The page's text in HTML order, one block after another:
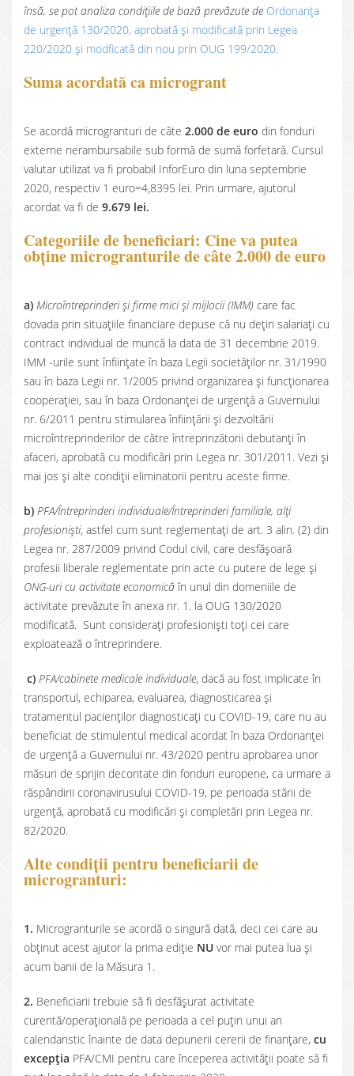
însă, se pot analiza condițiile de bază prevăzute de Ordonanța
de urgență 130/2020, aprobată și modificată prin Legea
220/2020 și modficată din nou prin OUG 199/2020.
Suma acordată ca microgrant
Se acordă microgranturi de câte 2.000 de euro din fonduri
externe nerambursabile sub formă de sumă forfetară. Cursul
valutar utilizat va fi probabil InforEuro din luna septembrie
2020, respectiv 1 euro=4,8395 lei. Prin urmare, ajutorul
acordat va fi de 9.679 lei.
Categoriile de beneficiari: Cine va putea
obține microgranturile de câte 2.000 de euro
a) Microîntreprinderi și firme mici și mijlocii (IMM) care fac
dovada prin situațiile financiare depuse că nu dețin salariați cu
contract individual de muncă la data de 31 decembrie 2019.
IMM -urile sunt înființate în baza Legii societăților nr. 31/1990
sau în baza Legii nr. 1/2005 privind organizarea și funcționarea
cooperației, sau în baza Ordonanței de urgență a Guvernului
nr. 6/2011 pentru stimularea înființării și dezvoltării
microîntreprinderilor de către întreprinzătorii debutanți în
afaceri, aprobată cu modificări prin Legea nr. 301/2011. Vezi și
mai jos și alte condiții eliminatorii pentru aceste firme.
b) PFA/Întreprinderi individuale/Întreprinderi familiale, alți
profesioniști, astfel cum sunt reglementați de art. 3 alin. (2) din
Legea nr. 287/2009 privind Codul civil, care desfășoară
profesii liberale reglementate prin acte cu putere de lege și
ONG-uri cu activitate economicăîn unul din domeniile de
activitate prevăzute în anexa nr. 1. la OUG 130/2020
modificată. Sunt considerați profesioniști toți cei care
exploatează o întreprindere.
c) PFA/cabinete medicale individuale, dacă au fost implicate în
transportul, echiparea, evaluarea, diagnosticarea și
tratamentul pacienților diagnosticați cu COVID-19, care nu au
beneficiat de stimulentul medical acordat în baza Ordonanței
de urgență a Guvernului nr. 43/2020 pentru aprobarea unor
măsuri de sprijin decontate din fonduri europene, ca urmare a
răspândirii coronavirusului COVID-19, pe perioada stării de
urgență, aprobată cu modificări și completări prin Legea nr.
82/2020.
Alte condiții pentru beneficiarii de
microgranturi:
1. Microgranturile se acordă o singură dată, deci cei care au
obținut acest ajutor la prima ediție NU vor mai putea lua și
acum banii de la Măsura 1.
2. Beneficiarii trebuie să fi desfășurat activitate
curentă/operațională pe perioada a cel puțin unui an
calendaristic înainte de data depunerii cererii de finanțare, cu
excepția PFA/CMI pentru care începerea activității poate să fi